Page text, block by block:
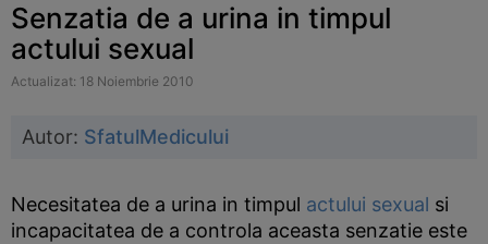
Senzatia de a urina in timpul
actului sexual
Actualizat: 18 Noiembrie 2010
Autor: SfatulMedicului
Necesitatea de a urina in timpul actului sexual si
incapacitatea de a controla aceasta senzatie este